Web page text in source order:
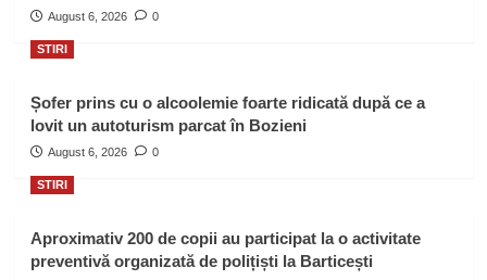
August 6, 2026 0
STIRI
Șofer prins cu o alcoolemie foarte ridicată după ce a
lovit un autoturism parcat în Bozieni
August 6, 2026 0
STIRI
Aproximativ 200 de copii au participat la o activitate
preventivă organizată de polițiști la Barticești